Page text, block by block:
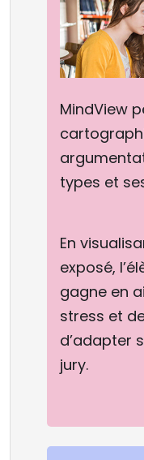
MindView
types et
En
exposé,
gagne en
stress et
d’adapter
jury.